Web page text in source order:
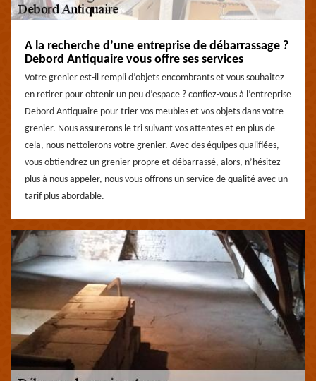
A la recherche d’une entreprise de débarrassage ?
Debord Antiquaire vous offre ses services
Votre grenier est-il rempli d’objets encombrants et vous souhaitez
en retirer pour obtenir un peu d’espace ? confiez-vous à l’entreprise
Debord Antiquaire pour trier vos meubles et vos objets dans votre
grenier. Nous assurerons le tri suivant vos attentes et en plus de
cela, nous nettoierons votre grenier. Avec des équipes qualifiées,
vous obtiendrez un grenier propre et débarrassé, alors, n’hésitez
plus à nous appeler, nous vous offrons un service de qualité avec un
tarif plus abordable.